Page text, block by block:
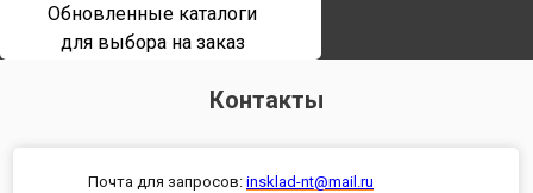
Обновленные каталоги
для выбора на заказ
Контакты
Почта для запросов: insklad-nt@mail.ru